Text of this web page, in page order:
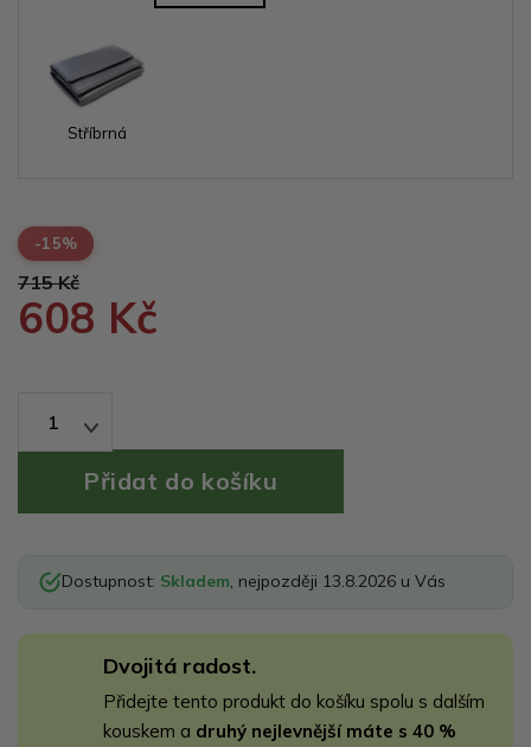
Stříbrná
-15%
715 Kč
608 Kč
1
Dostupnost: Skladem, nejpozději 13.8.2026 u Vás
Dvojitá radost.
Přidejte tento produkt do košíku spolu s dalším
kouskem a druhý nejlevnější máte s 40 %